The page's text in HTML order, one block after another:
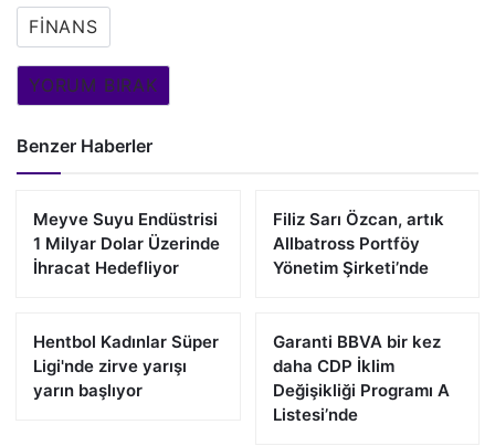
FINANS
YORUM BIRAK
Benzer Haberler
Meyve Suyu Endüstrisi
1 Milyar Dolar Üzerinde
İhracat Hedefliyor
Filiz Sarı Özcan, artık
Allbatross Portföy
Yönetim Şirketi’nde
Hentbol Kadınlar Süper
Ligi'nde zirve yarışı
yarın başlıyor
Garanti BBVA bir kez
daha CDP İklim
Değişikliği Programı A
Listesi’nde